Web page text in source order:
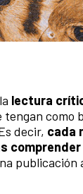
lectura
como
decir, cada
comprender
publicación